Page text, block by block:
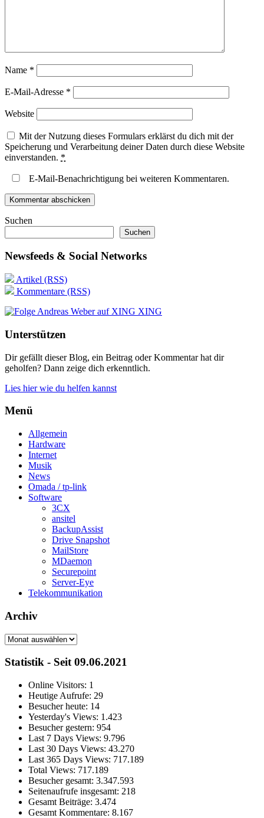
Name *
E-Mail-Adresse *
Website
Mit der Nutzung dieses Formulars erklärst du dich mit der
Speicherung und Verarbeitung deiner Daten durch diese Website
einverstanden. *
E-Mail-Benachrichtigung bei weiteren Kommentaren.
Suchen
Suchen
Newsfeeds & Social Networks
Artikel (RSS)
Kommentare (RSS)
XING
Unterstützen
Dir gefällt dieser Blog, ein Beitrag oder Kommentar hat dir
geholfen? Dann zeige dich erkenntlich.
Lies hier wie du helfen kannst
Menü
Allgemein
Hardware
Internet
Musik
News
Omada / tp-link
Software
3CX
ansitel
BackupAssist
Drive Snapshot
MailStore
MDaemon
Securepoint
Server-Eye
Telekommunikation
Archiv
Archiv
Statistik - Seit 09.06.2021
Online Visitors: 1
Heutige Aufrufe: 29
Besucher heute: 14
Yesterday's Views: 1.423
Besucher gestern: 954
Last 7 Days Views: 9.796
Last 30 Days Views: 43.270
Last 365 Days Views: 717.189
Total Views: 717.189
Besucher gesamt: 3.347.593
Seitenaufrufe insgesamt: 218
Gesamt Beiträge: 3.474
Gesamt Kommentare: 8.167